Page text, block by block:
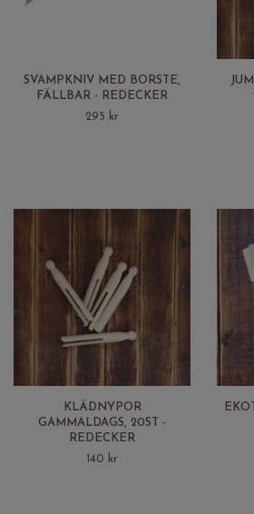
SVAMPKNIV MED BORSTE,
FÄLLBAR - REDECKER
295 kr
KLÄDNYPOR
GAMMALDAGS, 20ST -
REDECKER
140 kr